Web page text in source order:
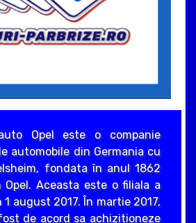
Opel este o companie
automobile din Germania cu
fondata în anul 1862
Opel. Aceasta este o filiala a
1 august 2017. În martie 2017,
de acord sa achizitioneze